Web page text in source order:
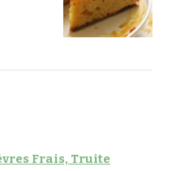
Frais, Truite